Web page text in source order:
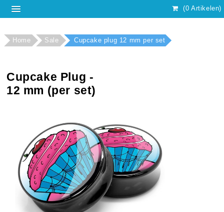
(0 Artikelen)
Home Sale Cupcake plug 12 mm per set
Cupcake Plug -
12 mm (per set)